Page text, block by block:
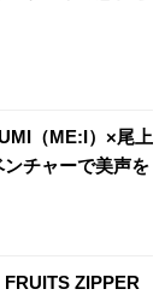
（ME:I）×尾上
チャーで美声を
FRUITS ZIPPER